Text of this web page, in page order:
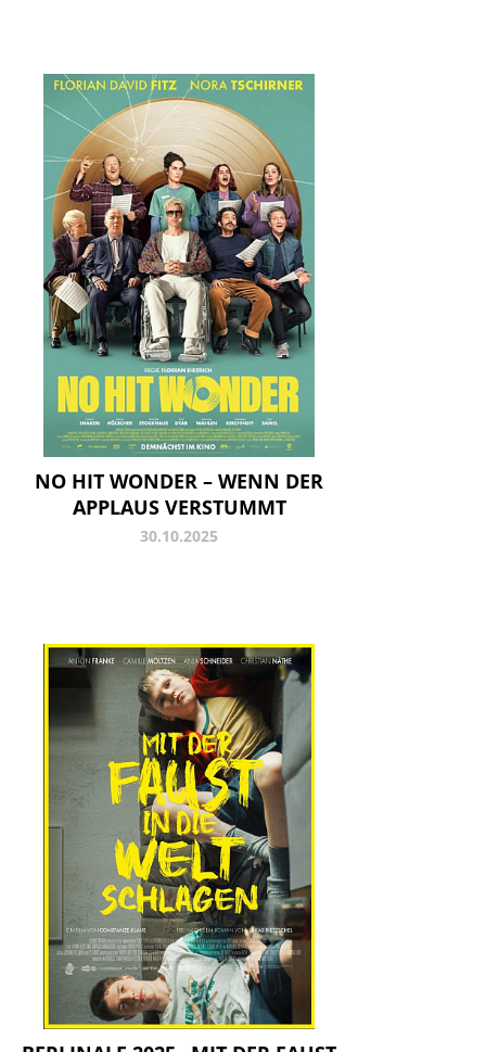
NO HIT WONDER – WENN DER
APPLAUS VERSTUMMT
30.10.2025